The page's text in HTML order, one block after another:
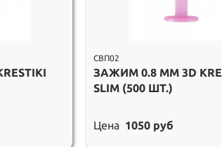
СВП02
ЗАЖИМ 0.8 ММ 3D
SLIM (500 ШТ.)
Цена 1050 руб